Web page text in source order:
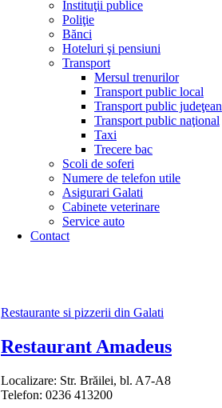
Instituţii publice
Poliţie
Bănci
Hoteluri şi pensiuni
Transport
Mersul trenurilor
Transport public local
Transport public judeţean
Transport public naţional
Taxi
Trecere bac
Scoli de soferi
Numere de telefon utile
Asigurari Galati
Cabinete veterinare
Service auto
Contact
Restaurante si pizzerii din Galati
Restaurant Amadeus
Localizare: Str. Brăilei, bl. A7-A8
Telefon: 0236 413200